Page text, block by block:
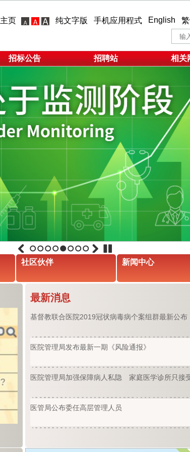
主页 纯文字版 手机应用程式 English
招标公告 招聘站 相关
1 2 3 4 5 6 7 8
社区伙伴 新闻中心
最新消息
基督教联合医院2019冠状病毒病个案组群最新公布
医院管理局发布最新一期《风险通报》
医院管理局加强保障病人私隐 家庭医学诊所只接
医管局公布委任高层管理人员